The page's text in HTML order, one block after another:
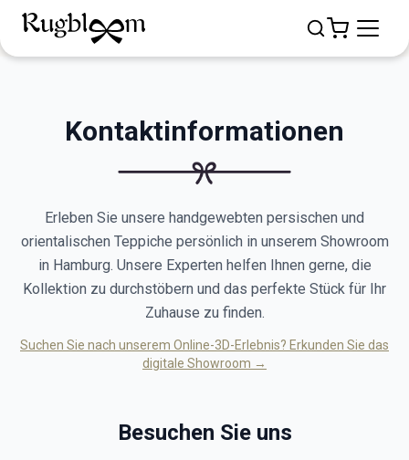
Kontaktinformationen
Erleben Sie unsere handgewebten persischen und
orientalischen Teppiche persönlich in unserem Showroom
in Hamburg. Unsere Experten helfen Ihnen gerne, die
Kollektion zu durchstöbern und das perfekte Stück für Ihr
Zuhause zu finden.
Suchen Sie nach unserem Online-3D-Erlebnis? Erkunden Sie das
digitale Showroom →
Besuchen Sie uns